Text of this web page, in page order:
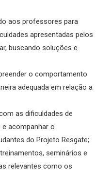
aos professores para
apresentadas pelos
buscando soluções e
o comportamento
adequada em relação a
as dificuldades de
acompanhar o
do Projeto Resgate;
seminários e
relevantes como os